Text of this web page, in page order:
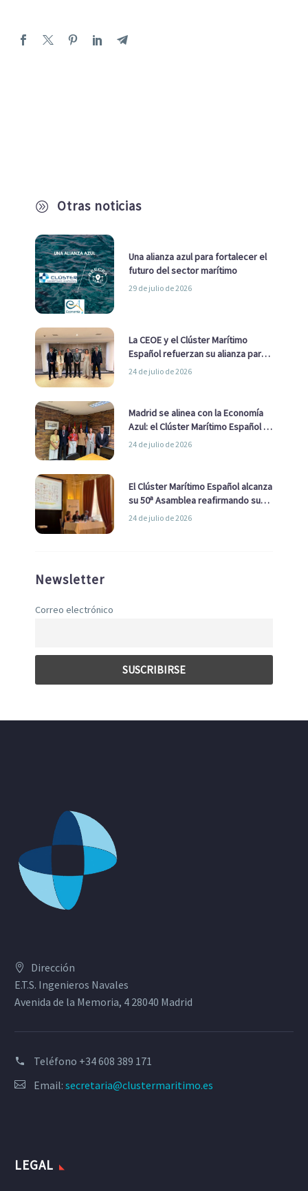
A Otras noticias
Una alianza azul para fortalecer el
futuro del sector marítimo
29 de julio de 2026
La CEOE y el Clúster Marítimo
Español refuerzan su alianza para
impulsar una estrategia Nacional
24 de julio de 2026
Madrid se alinea con la Economía
Azul: el Clúster Marítimo Español y
la Real Liga Naval avanzan alianzas
24 de julio de 2026
El Clúster Marítimo Español alcanza
su 50ª Asamblea reafirmando su
liderazgo en la Economía Azul
24 de julio de 2026
Newsletter
Correo electrónico
Dirección
E.T.S. Ingenieros Navales
Avenida de la Memoria, 4 28040 Madrid
Teléfono +34 608 389 171
Email: secretaria@clustermaritimo.es
LEGAL